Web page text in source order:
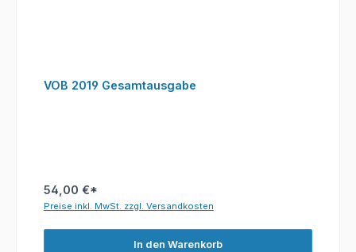
VOB 2019 Gesamtausgabe
54,00 €*
Preise inkl. MwSt. zzgl. Versandkosten
In den Warenkorb